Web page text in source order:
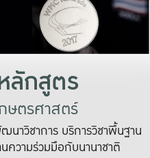
เปลี่ยนแปลง แล
เพื่อทำง
ระบบสารสนเทศ
ลักสูตร
ษตรศาสตร์
าวิชาการ บริการวิชาพื้นฐาน
ความร่วมมือกับนานาชาติ